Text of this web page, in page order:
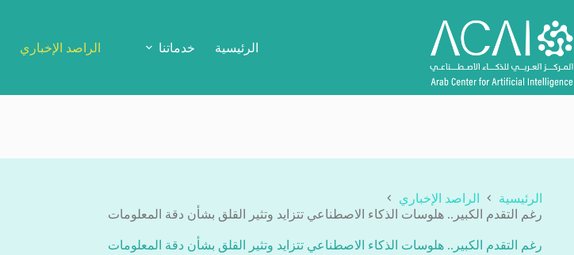
إلى
المحتوى
الرئيسية خدماتنا الراصد الإخباري
الرئيسية
الراصد الإخباري
رغم التقدم الكبير.. هلوسات الذكاء الاصطناعي تتزايد وتثير القلق بشأن دقة المعلومات
رغم التقدم الكبير.. هلوسات الذكاء الاصطناعي تتزايد وتثير القلق بشأن دقة المعلومات